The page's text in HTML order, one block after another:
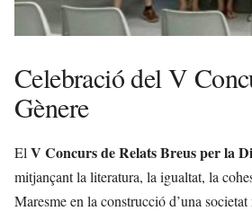
Celebració del V
Gènere
El V Concurs de Relats Breus per la
mitjançant la literatura, la igualtat, la
Maresme en la construcció d’una